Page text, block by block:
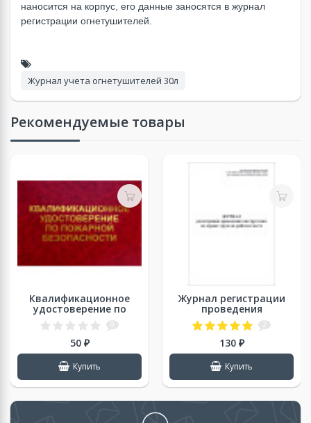
наносится на корпус, его данные заносятся в журнал
регистрации огнетушителей.
Журнал учета огнетушителей 30л
Рекомендуемые товары
Квалификационное
удостоверение по
пожарной
безопасности (10*7)
Тисн.
Квалификационное
удостоверение по
пожарной
безопасности
50 ₽
Купить
Журнал регистрации
проведения
инструктажа по охране
труда на рабочем
месте
2
130 ₽
Купить